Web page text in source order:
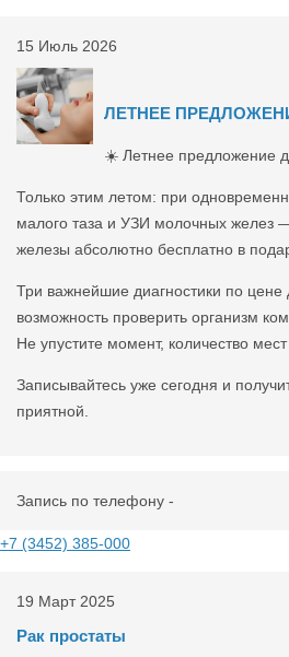
15 Июль 2026
ЛЕТНЕЕ
☀️ Летнее предложение
Только этим летом: при
малого таза и УЗИ молочных желез
железы абсолютно бесплатно в
Три важнейшие диагностики по цене
возможность проверить организм
Не упустите момент, количество
Записывайтесь уже сегодня и
приятной.
Запись по телефону -
+7 (3452) 385-000
19 Март 2025
Рак простаты